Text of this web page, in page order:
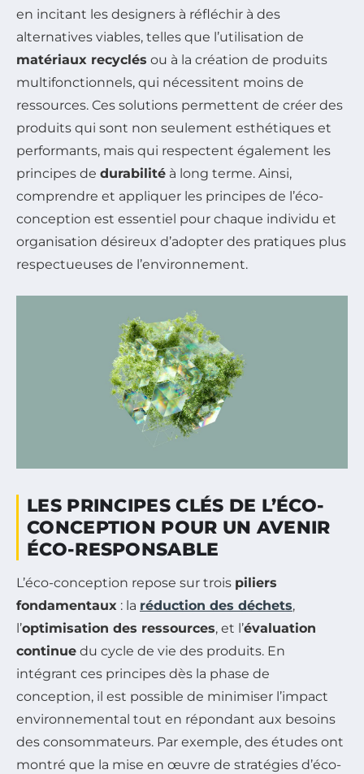
en incitant les designers à réfléchir à des
alternatives viables, telles que l’utilisation de
matériaux recyclés ou à la création de produits
multifonctionnels, qui nécessitent moins de
ressources. Ces solutions permettent de créer des
produits qui sont non seulement esthétiques et
performants, mais qui respectent également les
principes de durabilité à long terme. Ainsi,
comprendre et appliquer les principes de l’éco-
conception est essentiel pour chaque individu et
organisation désireux d’adopter des pratiques plus
respectueuses de l’environnement.
LES PRINCIPES CLÉS DE L’ÉCO-
CONCEPTION POUR UN AVENIR
ÉCO-RESPONSABLE
L’éco-conception repose sur trois piliers
fondamentaux : la réduction des déchets,
l’optimisation des ressources, et l’évaluation
continue du cycle de vie des produits. En
intégrant ces principes dès la phase de
conception, il est possible de minimiser l’impact
environnemental tout en répondant aux besoins
des consommateurs. Par exemple, des études ont
montré que la mise en œuvre de stratégies d’éco-